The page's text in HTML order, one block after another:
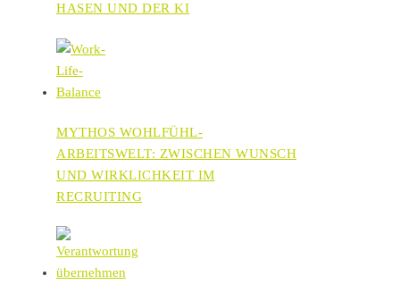
HASEN UND DER KI
MYTHOS WOHLFÜHL-
ARBEITSWELT: ZWISCHEN WUNSCH
UND WIRKLICHKEIT IM
RECRUITING